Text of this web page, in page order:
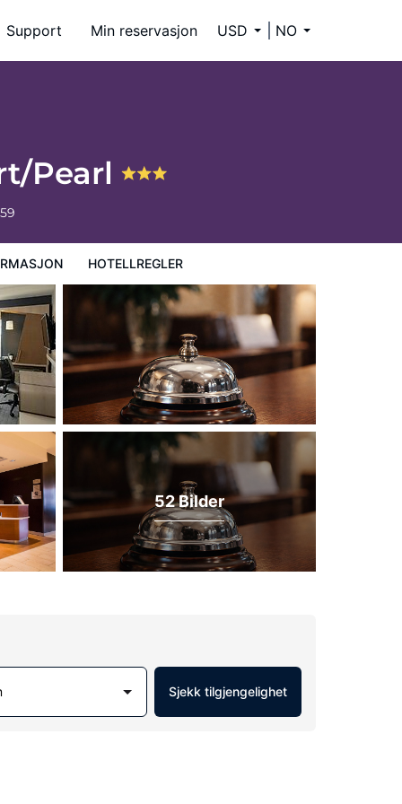
Support Min reservasjon USD NO
Pearl
HOTELLREGLER
52 Bilder
Sjekk tilgjengelighet